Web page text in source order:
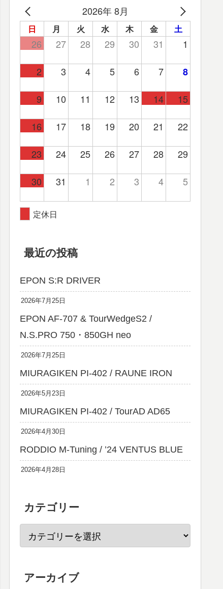
2026年 8月
日 月 火 水 木 金 土
26 27 28 29 30 31 1
2 3 4 5 6 7 8
9 10 11 12 13 14 15
16 17 18 19 20 21 22
23 24 25 26 27 28 29
30 31 1 2 3 4 5
定休日
最近の投稿
EPON S:R DRIVER
2026年7月25日
EPON AF-707 & TourWedgeS2 /
N.S.PRO 750・850GH neo
2026年7月25日
MIURAGIKEN PI-402 / RAUNE IRON
2026年5月23日
MIURAGIKEN PI-402 / TourAD AD65
2026年4月30日
RODDIO M-Tuning / ’24 VENTUS BLUE
2026年4月28日
カテゴリー
アーカイブ